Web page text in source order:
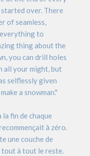
over. There
of seamless,
to
thing about the
you can drill holes
all your might, but
selflessly given
a snowman."
la fin de chaque
à zéro.
une couche de
à tout le reste.